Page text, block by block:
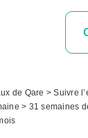
de Qare >Suivre
> 31 semaines